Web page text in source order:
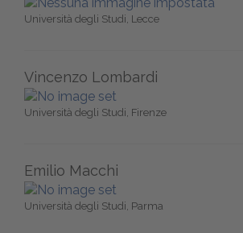
Università degli Studi, Lecce
Vincenzo Lombardi
Università degli Studi, Firenze
Emilio Macchi
Università degli Studi, Parma